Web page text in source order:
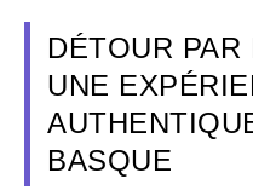
DÉTOUR PAR
UNE
BASQUE